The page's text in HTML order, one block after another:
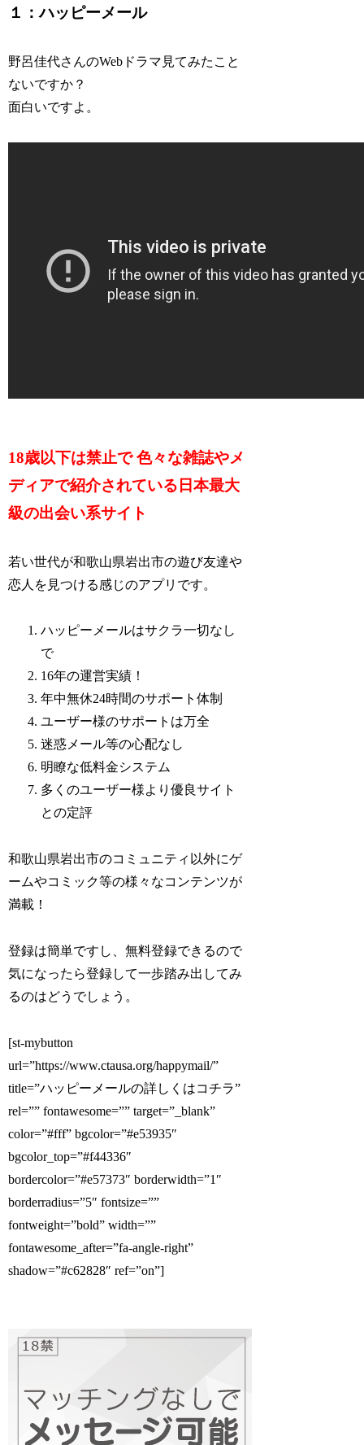
１：ハッピーメール
野呂佳代さんのWebドラマ見てみたこと
ないですか？
面白いですよ。
18歳以下は禁止で 色々な雑誌やメ
ディアで紹介されている日本最大
級の出会い系サイト
若い世代が和歌山県岩出市の遊び友達や
恋人を見つける感じのアプリです。
ハッピーメールはサクラ一切なし
で
16年の運営実績！
年中無休24時間のサポート体制
ユーザー様のサポートは万全
迷惑メール等の心配なし
明瞭な低料金システム
多くのユーザー様より優良サイト
との定評
和歌山県岩出市のコミュニティ以外にゲ
ームやコミック等の様々なコンテンツが
満載！
登録は簡単ですし、無料登録できるので
気になったら登録して一歩踏み出してみ
るのはどうでしょう。
[st-mybutton
url=”https://www.ctausa.org/happymail/”
title=”ハッピーメールの詳しくはコチラ”
rel=”” fontawesome=”” target=”_blank”
color=”#fff” bgcolor=”#e53935″
bgcolor_top=”#f44336″
bordercolor=”#e57373″ borderwidth=”1″
borderradius=”5″ fontsize=””
fontweight=”bold” width=””
fontawesome_after=”fa-angle-right”
shadow=”#c62828″ ref=”on”]